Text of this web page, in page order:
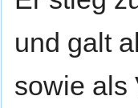
und galt
sowie als